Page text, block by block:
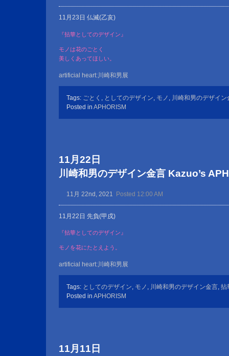
11月23日 仏滅(乙亥)
『拈華としてのデザイン』
モノは花のごとく
美しくあってほしい。
artificial heart:川崎和男展
Tags: ごとく としてのデザイン モノ
川崎和男のデザイン
Posted in APHORISM
11月22日
川崎和男のデザイン金言 Kazuo’s
11月 22nd, 2021 Posted 12:00 AM
11月22日 先負(甲戌)
『拈華としてのデザイン』
モノを花にたとえよう。
artificial heart:川崎和男展
Tags: としてのデザイン モノ 川崎和男のデザイン金言 拈
Posted in APHORISM
11月11日